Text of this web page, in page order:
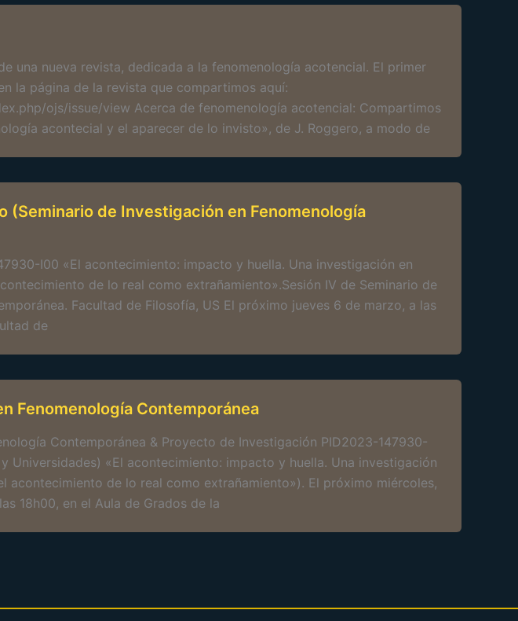
una nueva revista, dedicada a la fenomenología acotencial. El primer
la página de la revista que compartimos aquí:
ojs/issue/view Acerca de fenomenología acotencial: Compartimos
acontecial y el aparecer de lo invisto», de J. Roggero, a modo de
(Seminario de Investigación en Fenomenología
I00 «El acontecimiento: impacto y huella. Una investigación en
de lo real como extrañamiento».Sesión IV de Seminario de
Facultad de Filosofía, US El próximo jueves 6 de marzo, a las
de
Fenomenología Contemporánea
Contemporánea & Proyecto de Investigación PID2023-147930-
Universidades) «El acontecimiento: impacto y huella. Una investigación
acontecimiento de lo real como extrañamiento»). El próximo miércoles,
18h00, en el Aula de Grados de la